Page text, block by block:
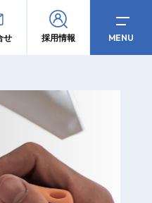
せ 採用情報 MENU